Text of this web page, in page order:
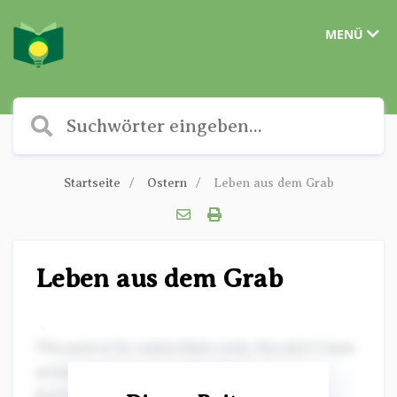
MENÜ
Startseite Ostern Leben aus dem Grab
Leben aus dem Grab